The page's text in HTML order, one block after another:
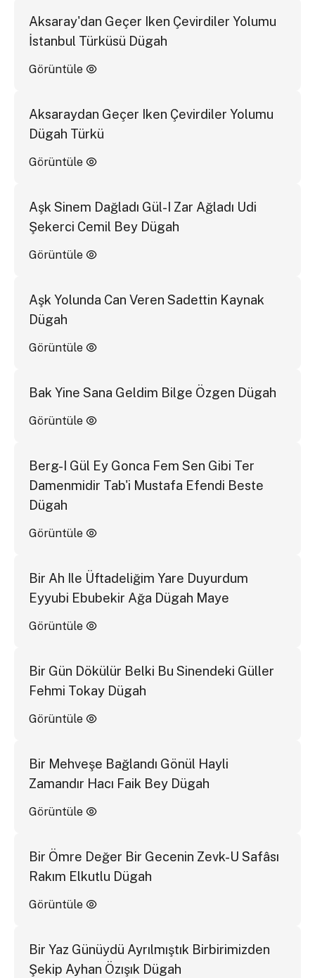
Aksaray'dan Geçer Iken Çevirdiler Yolumu
İstanbul Türküsü Dügah
Görüntüle
Aksaraydan Geçer Iken Çevirdiler Yolumu
Dügah Türkü
Görüntüle
Aşk Sinem Dağladı Gül-I Zar Ağladı Udi
Şekerci Cemil Bey Dügah
Görüntüle
Aşk Yolunda Can Veren Sadettin Kaynak
Dügah
Görüntüle
Bak Yine Sana Geldim Bilge Özgen Dügah
Görüntüle
Berg-I Gül Ey Gonca Fem Sen Gibi Ter
Damenmidir Tab'i Mustafa Efendi Beste
Dügah
Görüntüle
Bir Ah Ile Üftadeliğim Yare Duyurdum
Eyyubi Ebubekir Ağa Dügah Maye
Görüntüle
Bir Gün Dökülür Belki Bu Sinendeki Güller
Fehmi Tokay Dügah
Görüntüle
Bir Mehveşe Bağlandı Gönül Hayli
Zamandır Hacı Faik Bey Dügah
Görüntüle
Bir Ömre Değer Bir Gecenin Zevk-U Safâsı
Rakım Elkutlu Dügah
Görüntüle
Bir Yaz Günüydü Ayrılmıştık Birbirimizden
Şekip Ayhan Özışık Dügah